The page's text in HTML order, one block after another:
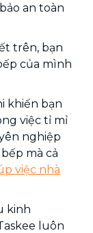
an toàn
trên, bạn
của mình
khiến bạn
việc tỉ mỉ
nghiệp
mà cả
việc nhà
kinh
luôn